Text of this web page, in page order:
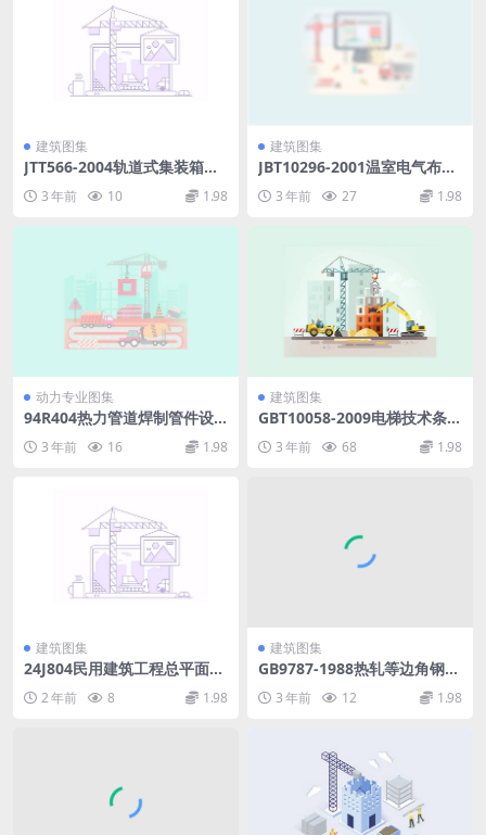
建筑图集
JTT566-2004轨道式集装箱门
3 年前 10 1.98
建筑图集
JBT10296-2001温室电气布线
3 年前 27 1.98
动力专业图集
94R404热力管道焊制管件设
3 年前 16 1.98
建筑图集
GBT10058-2009电梯技术条件
3 年前 68 1.98
建筑图集
24J804民用建筑工程总平面初
df 2 年前 8 1.98
建筑图集
GB9787-1988热轧等边角钢尺
df 3 年前 12 1.98